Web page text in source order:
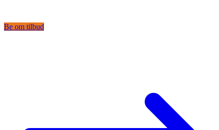
Be om tilbud